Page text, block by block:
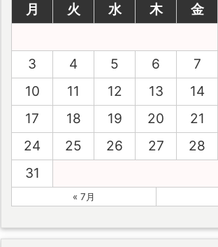
月
火 水 木 金
3
4 5 6 7
10
11 12 13 14
17
18 19 20 21
24
25 26 27 28
31
« 7月